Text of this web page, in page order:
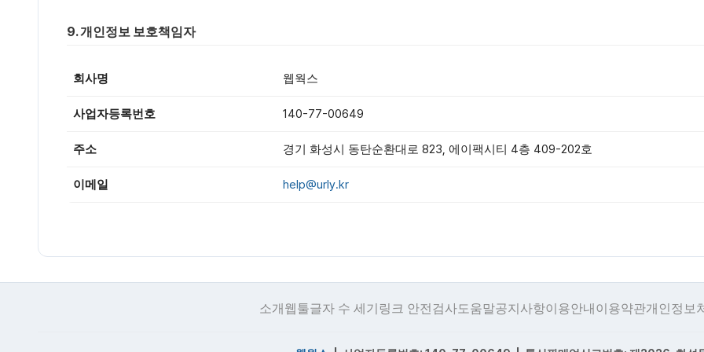
9. 개인정보 보호책임자
회사명 웹웍스
사업자등록번호 140-77-00649
주소 경기 화성시 동탄순환대로 823, 에이팩시티 4층 409-202호
이메일 help@urly.kr
소개웹툴글자 수 세기 링크 안전검사도움말공지사항이용안내이용약관개인정보